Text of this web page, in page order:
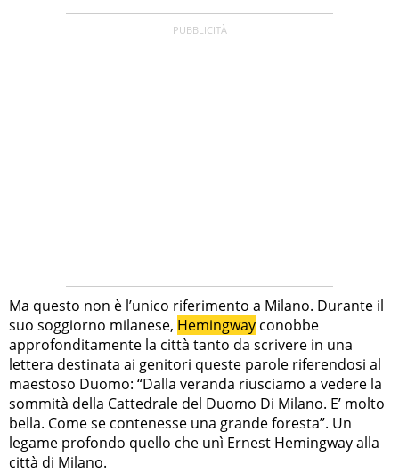
Ma questo non è l’unico riferimento a Milano. Durante il
suo soggiorno milanese, Hemingway conobbe
approfonditamente la città tanto da scrivere in una
lettera destinata ai genitori queste parole riferendosi al
maestoso Duomo: “Dalla veranda riusciamo a vedere la
sommità della Cattedrale del Duomo Di Milano. E’ molto
bella. Come se contenesse una grande foresta”. Un
legame profondo quello che unì Ernest Hemingway alla
città di Milano.